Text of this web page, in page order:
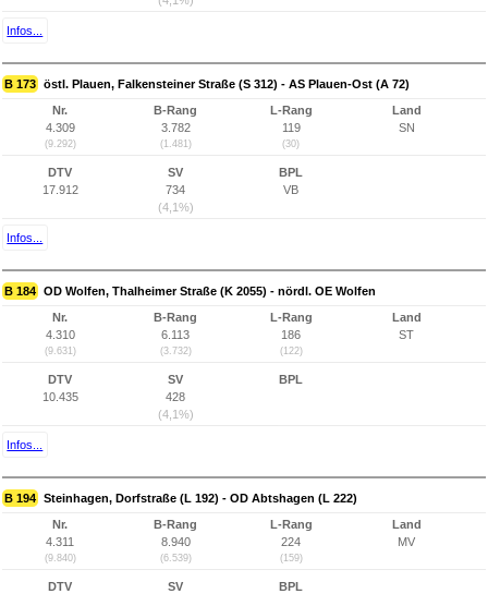
Infos...
B 173 östl. Plauen, Falkensteiner Straße (S 312) - AS Plauen-Ost (A 72)
Nr.
4.309
(9.292)
B-Rang
3.782
(1.481)
L-Rang
119
(30)
Land
SN
DTV
17.912
SV
734
(4,1%)
BPL
VB
Infos...
B 184 OD Wolfen, Thalheimer Straße (K 2055) - nördl. OE Wolfen
Nr.
4.310
(9.631)
B-Rang
6.113
(3.732)
L-Rang
186
(122)
Land
ST
DTV
10.435
SV
428
(4,1%)
BPL
Infos...
B 194 Steinhagen, Dorfstraße (L 192) - OD Abtshagen (L 222)
Nr.
4.311
(9.840)
B-Rang
8.940
(6.539)
L-Rang
224
(159)
Land
MV
DTV
SV
BPL